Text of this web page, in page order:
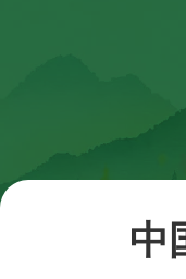
中